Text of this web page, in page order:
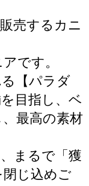
売するカニ
です。
【パラダ
目指し、ベ
最高の素材
まるで「獲
じ込めご